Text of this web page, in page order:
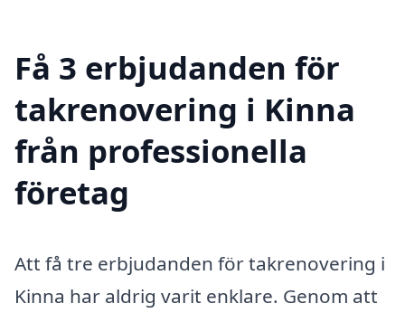
Få 3 erbjudanden för
takrenovering i Kinna
från professionella
företag
Att få tre erbjudanden för takrenovering i
Kinna har aldrig varit enklare. Genom att